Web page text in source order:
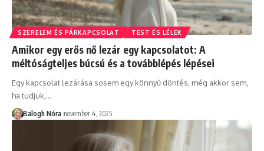
SZERELEM ÉS PÁRKAPCSOLAT TEST ÉS LÉLEK
Amikor egy erős nő lezár egy kapcsolatot: A
méltóságteljes búcsú és a továbblépés lépései
Egy kapcsolat lezárása sosem egy könnyű döntés, még akkor sem,
ha tudjuk, …
Balogh Nóra november 4, 2025